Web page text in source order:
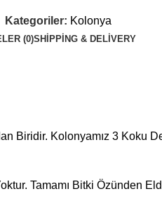
Kategoriler: Kolonya
(0)SHIPPING & DELIVERY
Biridir. Kolonyamız 3 Koku
Tamamı Bitki Özünden